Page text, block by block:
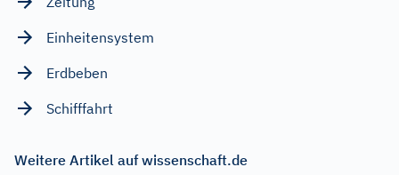
Einheitensystem
Erdbeben
Schifffahrt
Weitere Artikel auf wissenschaft.de